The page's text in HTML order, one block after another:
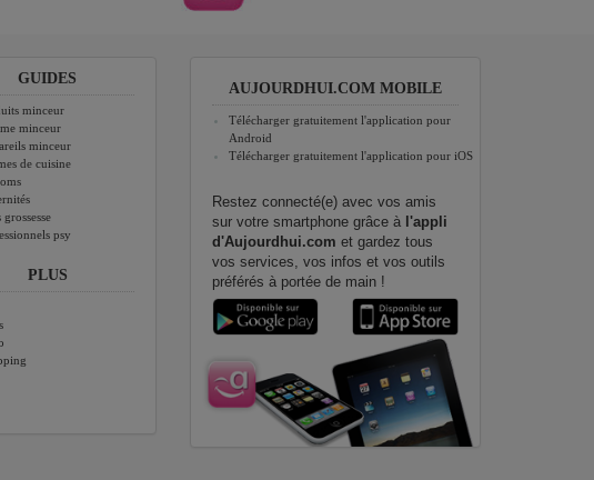
GUIDES
minceur
minceur
minceur
de cuisine
grossesse
psy
PLUS
AUJOURDHUI.COM MOBILE
Télécharger gratuitement l'application pour
Android
Télécharger gratuitement l'application pour iOS
Restez connecté(e) avec vos amis
sur votre smartphone grâce à l'appli
d'Aujourdhui.com et gardez tous
vos services, vos infos et vos outils
préférés à portée de main !